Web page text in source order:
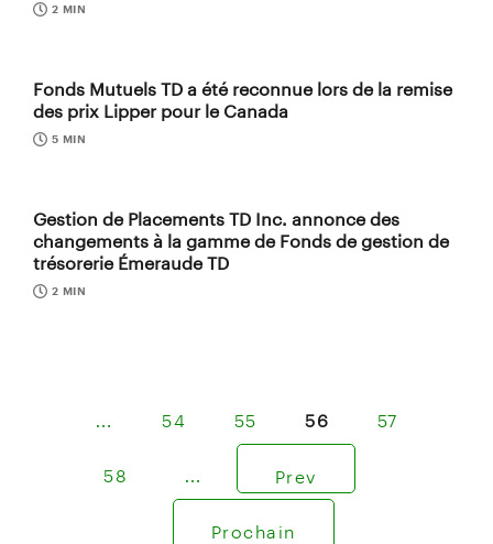
2 MIN
Fonds Mutuels TD a été reconnue lors de la remise
des prix Lipper pour le Canada
5 MIN
Gestion de Placements TD Inc. annonce des
changements à la gamme de Fonds de gestion de
trésorerie Émeraude TD
2 MIN
Prev
54 55 56
57
58
Prochain